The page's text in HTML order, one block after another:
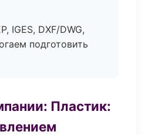
IGES, DXF/DWG,
подготовить
Пластик: